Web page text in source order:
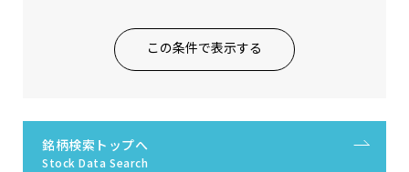
この条件で表示する
銘柄検索トップへ
Stock Data Search